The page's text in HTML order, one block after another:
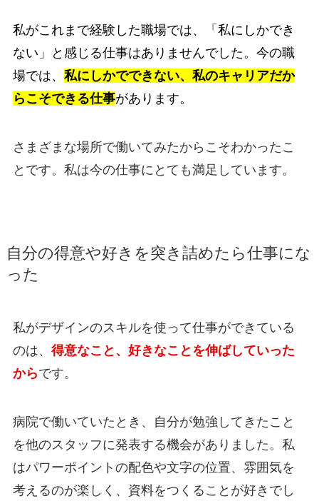
私がこれまで経験した職場では、「私にしかでき
ない」と感じる仕事はありませんでした。今の職
場では、 私にしかでできない、私のキャリアだか
らこそできる仕事があります。
さまざまな場所で働いてみたからこそわかったこ
とです。私は今の仕事にとても満足しています。
自分の得意や好きを突き詰めたら仕事にな
った
私がデザインのスキルを使って仕事ができている
のは、 得意なこと、好きなことを伸ばしていった
からです。
病院で働いていたとき、自分が勉強してきたこと
を他のスタッフに発表する機会がありました。私
はパワーポイントの配色や文字の位置、雰囲気を
考えるのが楽しく、資料をつくることが好きでし